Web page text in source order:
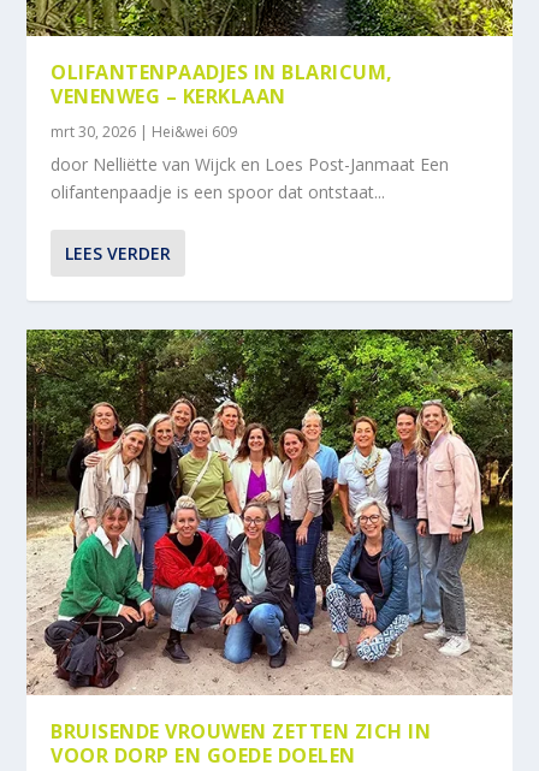
OLIFANTENPAADJES IN BLARICUM,
VENENWEG – KERKLAAN
mrt 30, 2026 | Hei&wei 609
door Nelliëtte van Wijck en Loes Post-Janmaat Een
olifantenpaadje is een spoor dat ontstaat...
LEES VERDER
BRUISENDE VROUWEN ZETTEN ZICH IN
VOOR DORP EN GOEDE DOELEN